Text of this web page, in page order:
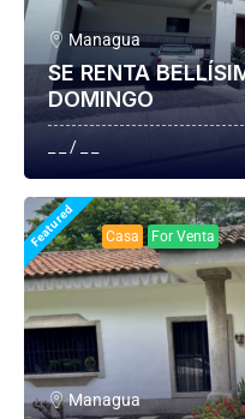
Managua
SE RENTA
DOMINGO
_ _ / _ _
Featured Casa For Venta
Managua